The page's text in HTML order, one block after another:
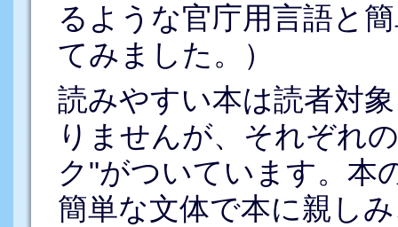
るような官庁用言語と
てみました。）
読みやすい本は読者対
りませんが、それぞれ
ク"がついています。本
簡単な文体で本に親し